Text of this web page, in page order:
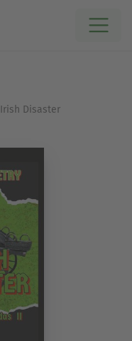
Irish Disaster